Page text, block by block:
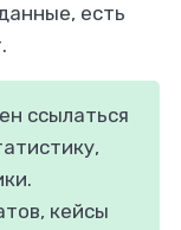
есть
ссылаться
кейсы